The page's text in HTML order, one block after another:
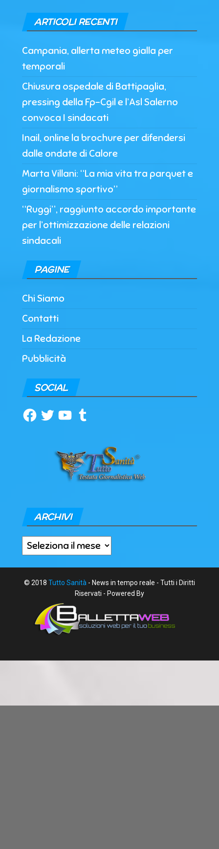
ARTICOLI RECENTI
Campania, allerta meteo gialla per
temporali
Chiusura ospedale di Battipaglia,
pressing della Fp-Cgil e l’Asl Salerno
convoca I sindacati
Inail, online la brochure per difendersi
dalle ondate di Calore
Marta Villani: “La mia vita tra parquet e
giornalismo sportivo”
“Ruggi”, raggiunto accordo importante
per l’ottimizzazione delle relazioni
sindacali
PAGINE
Chi Siamo
Contatti
La Redazione
Pubblicità
SOCIAL
Facebook
TwitterYouTubeTumblr
ARCHIVI
Archivi
© 2018 Tutto Sanità - News in tempo reale - Tutti i Diritti
Riservati - Powered By